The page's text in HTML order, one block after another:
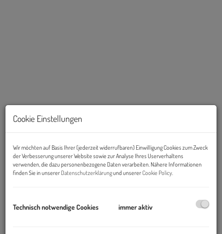
Beschreibung
Objekt und Lage:
DasBüro- und Logistikcenter B17-1und dasBüro- und
befinden sich in einem der bedeutendsten
(Industriezentrum Niederösterreich Süd)unmittelbar
Cookie Einstellungen
Wir möchten auf Basis Ihrer (jederzeit widerrufbaren) Einwilligung Cookies zum Zweck
der Verbesserung unserer Website sowie zur Analyse Ihres Userverhaltens
verwenden, die dazu personenbezogene Daten verarbeiten. Nähere Informationen
finden Sie in unserer Datenschutzerklärungund unsererCookie Policy.
Technisch notwendige Cookies immer aktiv